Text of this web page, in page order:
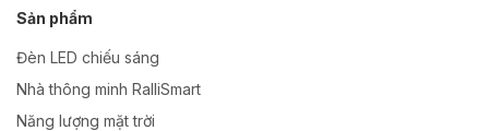
Sản phẩm
Đèn LED chiếu sáng
Nhà thông minh RalliSmart
Năng lượng mặt trời